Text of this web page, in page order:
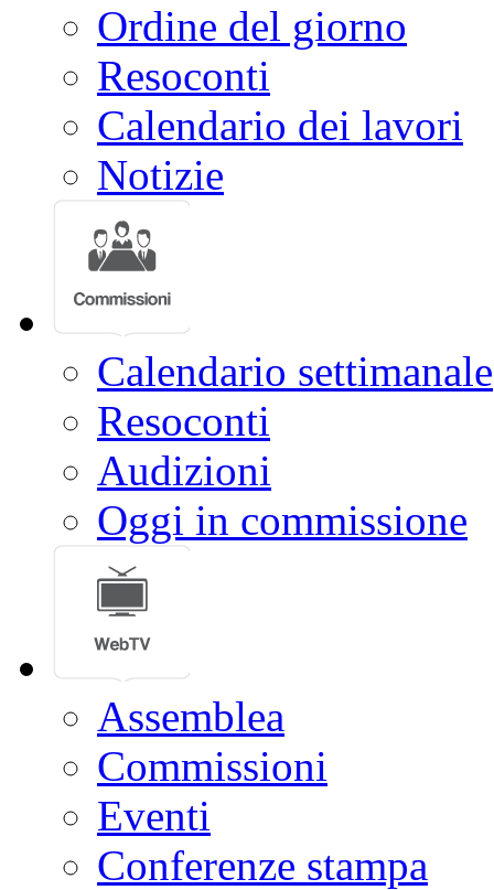
Ordine del giorno
Resoconti
Calendario dei lavori
Notizie
Calendario settimanale
Resoconti
Audizioni
Oggi in commissione
Assemblea
Commissioni
Eventi
Conferenze stampa